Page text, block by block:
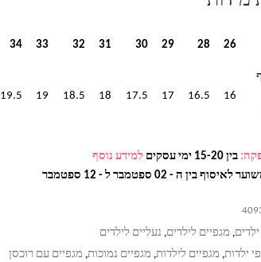
26
28
29
30
31
32
33
34
16
16.5
17
17.5
18
18.5
19
19.5
בין 15-20 ימי עסקים
למידע נוסף
בין ה - 02 ספטמבר ל - 12 ספטמבר
ילדים, מגפיים לילדים, נעליים לילדים
ילדות, מגפיים לילדות, מגפיים נמוכות, מגפיים עם רוכסן